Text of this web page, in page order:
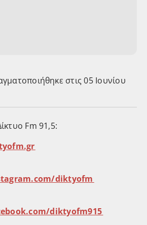
στις 05 Ιουνίου
Fm 91,5:
diktyofm⁠⁠⁠⁠⁠⁠⁠⁠⁠
diktyofm915⁠⁠⁠⁠⁠⁠⁠⁠⁠